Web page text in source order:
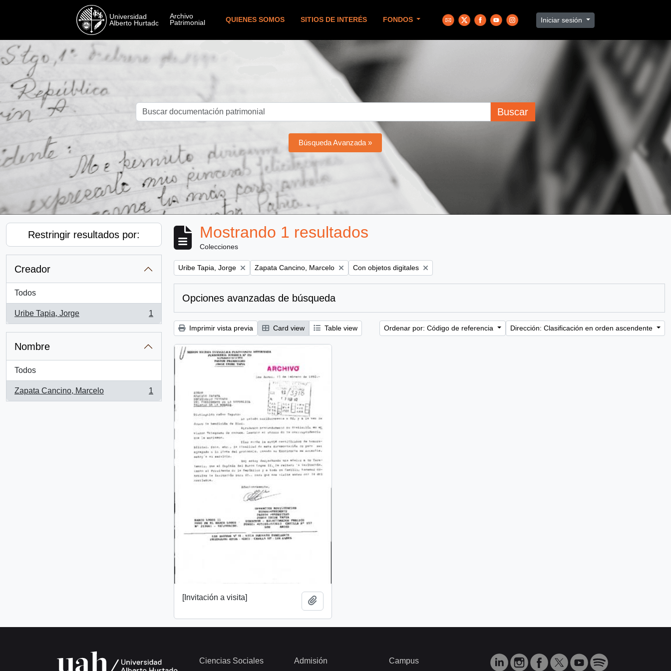
QUIENES SOMOS SITIOS DE INTERÉS FONDOS Iniciar sesión
Buscar
Búsqueda Avanzada »
Restringir resultados por:
Creador
Todos
Uribe Tapia, Jorge
, 1 resultados
1
Nombre
Todos
Zapata Cancino, Marcelo
, 1 resultados
1
Mostrando 1 resultados
Colecciones
Remove filter:
Uribe Tapia, Jorge Remove filter:
Zapata Cancino, Marcelo Remove filter:
Con objetos digitales
Opciones avanzadas de búsqueda
Imprimir vista previa Card view Table view Ordenar por: Código de referencia Dirección: Clasificación en orden ascendente
[Invitación a visita]
Ciencias Sociales Admisión Campus